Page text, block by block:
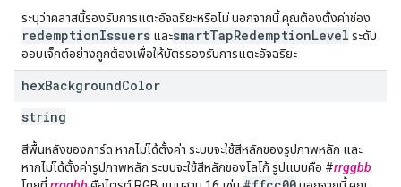
ระบุว่าคลาสนี้รองรับการแตะอัจฉริยะหรือไม่ นอกจากนี้ คุณต้องตั้งค่าช่อง
redemptionIssuers และsmartTapRedemptionLevel ระดับ
ออบเจ็กต์อย่างถูกต้องเพื่อให้บัตรรองรับการแตะอัจฉริยะ
hexBackgroundColor
string
สีพื้นหลังของการ์ด หากไม่ได้ตั้งค่า ระบบจะใช้สีหลักของรูปภาพหลัก และ
หากไม่ได้ตั้งค่ารูปภาพหลัก ระบบจะใช้สีหลักของโลโก้ รูปแบบคือ #rrggbb